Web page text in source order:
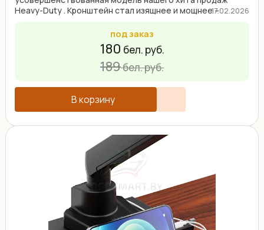
Heavy-Duty . Кронштейн стал изящнее и мощнее –17.02.2026
под заказ
180 бел. руб.
189бел. руб.
В корзину